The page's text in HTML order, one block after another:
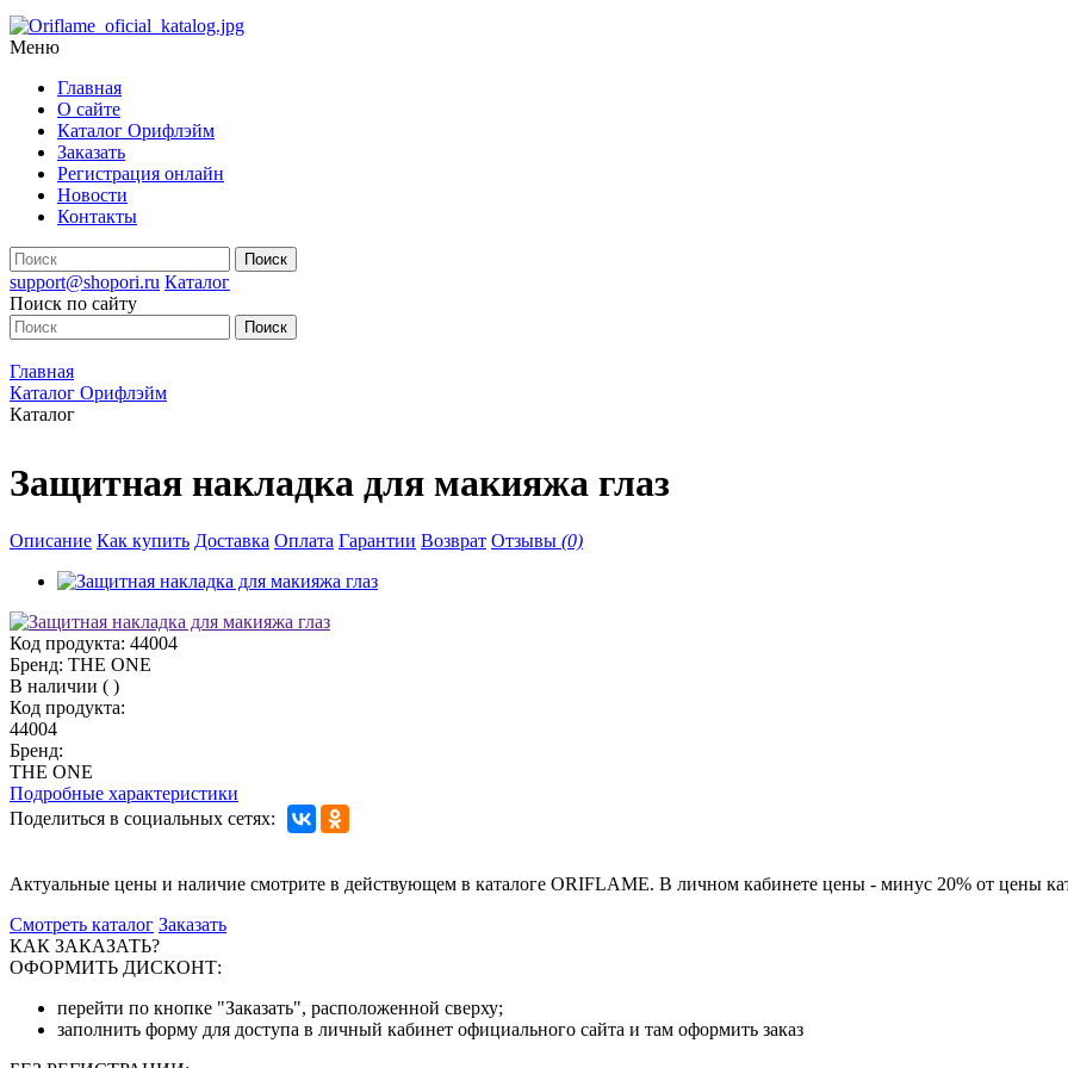
Меню
Главная
О сайте
Каталог Орифлэйм
Заказать
Регистрация онлайн
Новости
Контакты
support@shopori.ru Каталог
Поиск по сайту
Главная
Каталог Орифлэйм
Каталог
Защитная накладка для макияжа глаз
Описание Как купить Доставка Оплата Гарантии Возврат Отзывы (0)
Код продукта: 44004
Бренд: THE ONE
В наличии ( )
Код продукта:
44004
Бренд:
THE ONE
Подробные характеристики
Поделиться в социальных сетях:
Актуальные цены и наличие смотрите в действующем в каталоге ORIFLAME. В личном кабинете цены - минус 20% от цены
Смотреть каталог Заказать
КАК ЗАКАЗАТЬ?
ОФОРМИТЬ ДИСКОНТ:
перейти по кнопке "Заказать", расположенной сверху;
заполнить форму для доступа в личный кабинет официального сайта и там оформить заказ